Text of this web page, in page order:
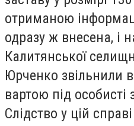
отриманою
одразу ж внесена, і
Калитянської
Юрченко звільнили
вартою під особисті
Слідство у цій